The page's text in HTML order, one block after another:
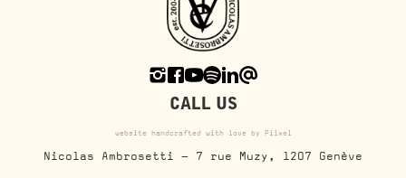
CALL US
website handcrafted with love by Piixel
Nicolas Ambrosetti - 7 rue Muzy, 1207 Genève